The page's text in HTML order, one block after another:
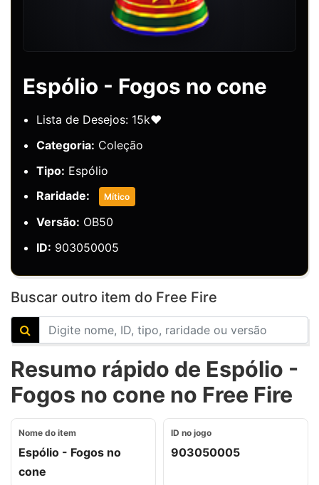
Espólio - Fogos no cone
Lista de Desejos: 15k❤️
Categoria: Coleção
Tipo: Espólio
Raridade:
Mítico
Versão: OB50
ID: 903050005
Buscar outro item do Free Fire
Resumo rápido de Espólio -
Fogos no cone no Free Fire
Nome do item
Espólio - Fogos no
cone
ID no jogo
903050005